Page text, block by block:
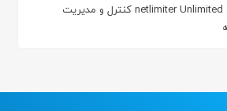
دانلود netlimiter Unlimited 5.3.17 کنترل و مدیریت